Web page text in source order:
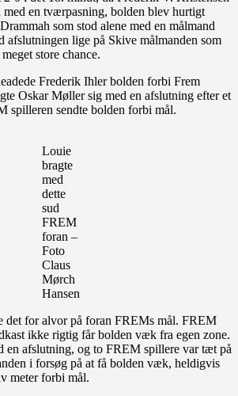
en tværpasning, bolden blev hurtigt
som stod alene med en målmand
afslutningen lige på Skive målmanden som
store chance.
Frederik Ihler bolden forbi Frem
Oskar Møller sig med en afslutning efter et
spilleren sendte bolden forbi mål.
Louie
bragte
med
dette
sud
FREM
foran –
Foto
Claus
Mørch
Hansen
det for alvor på foran FREMs mål. FREM
ikke rigtig får bolden væk fra egen zone.
en afslutning, og to FREM spillere var tæt på
i forsøg på at få bolden væk, heldigvis
meter forbi mål.